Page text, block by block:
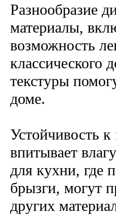
Разнообразие
материалы,
возможность
классического
текстуры
доме.
Устойчивость
впитывает
для кухни, где
брызги, могут
других